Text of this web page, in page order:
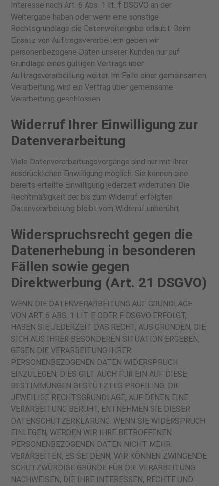
Interesse nach Art. 6 Abs. 1 lit. f DSGVO an der
Weitergabe haben oder wenn eine sonstige
Rechtsgrundlage die Datenweitergabe erlaubt. Beim
Einsatz von Auftragsverarbeitern geben wir
personenbezogene Daten unserer Kunden nur auf
Grundlage eines gültigen Vertrags über
Auftragsverarbeitung weiter. Im Falle einer gemeinsamen
Verarbeitung wird ein Vertrag über gemeinsame
Verarbeitung geschlossen.
Widerruf Ihrer Einwilligung zur
Datenverarbeitung
Viele Datenverarbeitungsvorgänge sind nur mit Ihrer
ausdrücklichen Einwilligung möglich. Sie können eine
bereits erteilte Einwilligung jederzeit widerrufen. Die
Rechtmäßigkeit der bis zum Widerruf erfolgten
Datenverarbeitung bleibt vom Widerruf unberührt.
Widerspruchsrecht gegen die
Datenerhebung in besonderen
Fällen sowie gegen
Direktwerbung (Art. 21 DSGVO)
WENN DIE DATENVERARBEITUNG AUF GRUNDLAGE
VON ART. 6 ABS. 1 LIT. E ODER F DSGVO ERFOLGT,
HABEN SIE JEDERZEIT DAS RECHT, AUS GRÜNDEN, DIE
SICH AUS IHRER BESONDEREN SITUATION ERGEBEN,
GEGEN DIE VERARBEITUNG IHRER
PERSONENBEZOGENEN DATEN WIDERSPRUCH
EINZULEGEN; DIES GILT AUCH FÜR EIN AUF DIESE
BESTIMMUNGEN GESTÜTZTES PROFILING. DIE
JEWEILIGE RECHTSGRUNDLAGE, AUF DENEN EINE
VERARBEITUNG BERUHT, ENTNEHMEN SIE DIESER
DATENSCHUTZERKLÄRUNG. WENN SIE WIDERSPRUCH
EINLEGEN, WERDEN WIR IHRE BETROFFENEN
PERSONENBEZOGENEN DATEN NICHT MEHR
VERARBEITEN, ES SEI DENN, WIR KÖNNEN ZWINGENDE
SCHUTZWÜRDIGE GRÜNDE FÜR DIE VERARBEITUNG
NACHWEISEN, DIE IHRE INTERESSEN, RECHTE UND